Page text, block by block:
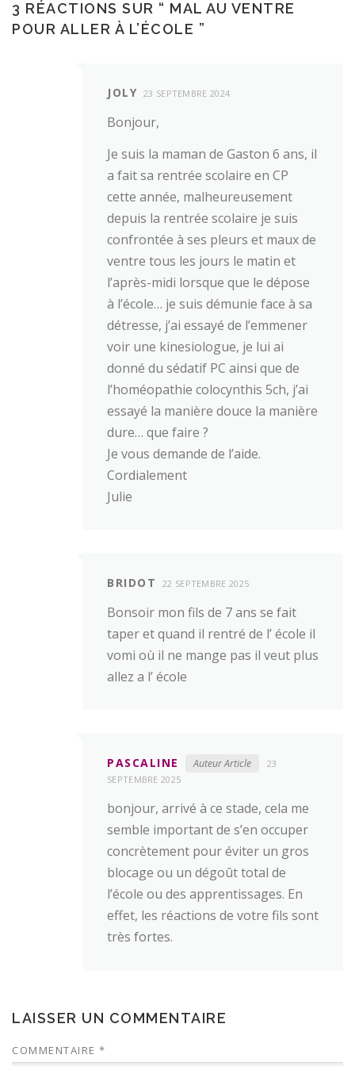
3 RÉACTIONS SUR “ MAL AU VENTRE
POUR ALLER À L’ÉCOLE ”
JOLY 23 SEPTEMBRE 2024
Bonjour,
Je suis la maman de Gaston 6 ans, il
a fait sa rentrée scolaire en CP
cette année, malheureusement
depuis la rentrée scolaire je suis
confrontée à ses pleurs et maux de
ventre tous les jours le matin et
l’après-midi lorsque que le dépose
à l’école… je suis démunie face à sa
détresse, j’ai essayé de l’emmener
voir une kinesiologue, je lui ai
donné du sédatif PC ainsi que de
l’homéopathie colocynthis 5ch, j’ai
essayé la manière douce la manière
dure… que faire ?
Je vous demande de l’aide.
Cordialement
Julie
BRIDOT 22 SEPTEMBRE 2025
Bonsoir mon fils de 7 ans se fait
taper et quand il rentré de l’ école il
vomi où il ne mange pas il veut plus
allez a l’ école
PASCALINE Auteur Article
23
SEPTEMBRE 2025
bonjour, arrivé à ce stade, cela me
semble important de s’en occuper
concrètement pour éviter un gros
blocage ou un dégoût total de
l’école ou des apprentissages. En
effet, les réactions de votre fils sont
très fortes.
LAISSER UN COMMENTAIRE
COMMENTAIRE *